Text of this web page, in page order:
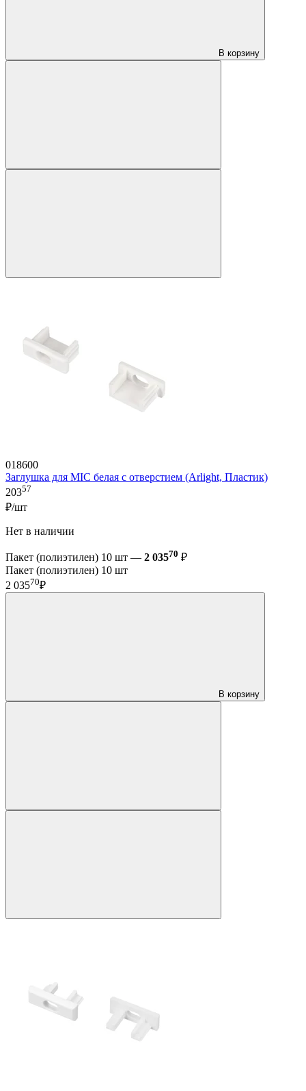
В корзину
018600
Заглушка для MIC белая с отверстием (Arlight, Пластик)
20357
₽/шт
Нет в наличии
Пакет (полиэтилен) 10 шт — 2 03570 ₽
Пакет (полиэтилен) 10 шт
2 03570₽
В корзину